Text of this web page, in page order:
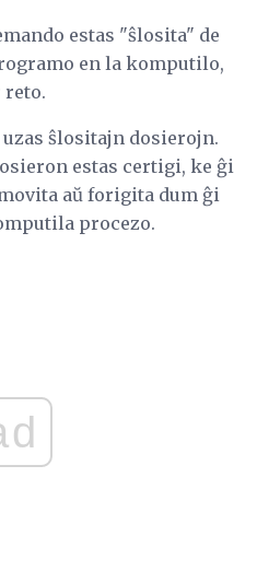
estas "ŝlosita" de
en la komputilo,
reto.
uzas ŝlositajn dosierojn.
estas certigi, ke ĝi
aŭ forigita dum ĝi
procezo.